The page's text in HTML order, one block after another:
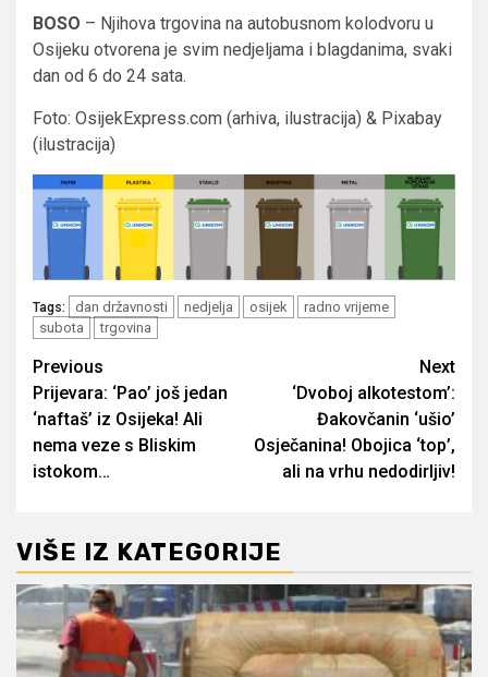
BOSO – Njihova trgovina na autobusnom kolodvoru u
Osijeku otvorena je svim nedjeljama i blagdanima, svaki
dan od 6 do 24 sata.
Foto: OsijekExpress.com (arhiva, ilustracija) & Pixabay
(ilustracija)
Tags: dan državnosti nedjelja osijek
radno vrijeme
subota
trgovina
Post
navigation
Previous
Prijevara: ‘Pao’ još jedan
‘naftaš’ iz Osijeka! Ali
nema veze s Bliskim
istokom…
Next
‘Dvoboj alkotestom’:
Đakovčanin ‘ušio’
Osječanina! Obojica ‘top’,
ali na vrhu nedodirljiv!
VIŠE IZ KATEGORIJE